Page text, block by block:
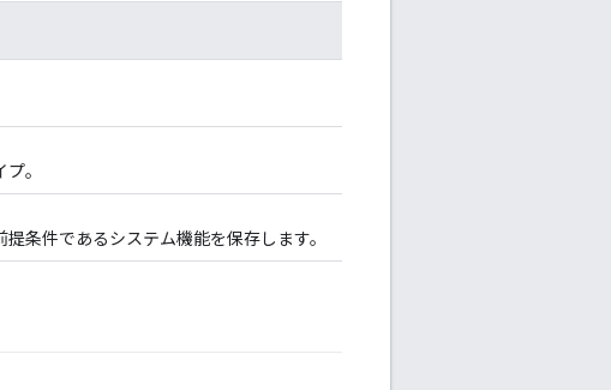
。
条件であるシステム機能を保存します。